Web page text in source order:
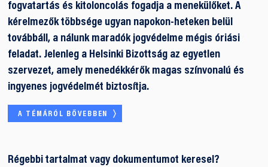
fogvatartás és kitoloncolás fogadja a menekülőket. A
kérelmezők többsége ugyan napokon-heteken belül
továbbáll, a nálunk maradók jogvédelme mégis óriási
feladat. Jelenleg a Helsinki Bizottság az egyetlen
szervezet, amely menedékkérők magas színvonalú és
ingyenes jogvédelmét biztosítja.
A TÉMÁRÓL BŐVEBBEN
Régebbi tartalmat vagy dokumentumot keresel?